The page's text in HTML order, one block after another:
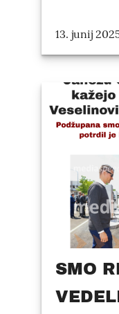
13. junij
SMO